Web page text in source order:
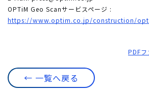
OPTiM Geo Scanサービスページ :
https://www.optim.co.jp/construction/
PDF
← 一覧へ戻る